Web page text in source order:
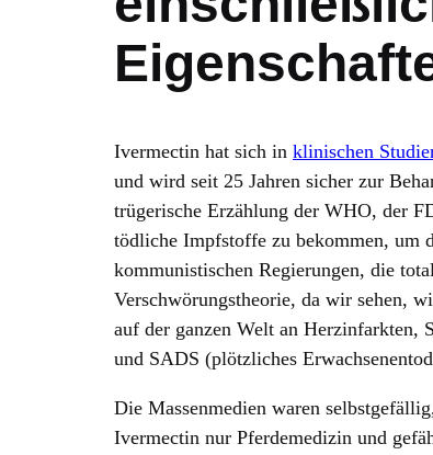
Ivermectin hat sich in klinischen
und wird seit 25 Jahren sicher zur
trügerische Erzählung der WHO, der
tödliche Impfstoffe zu bekommen, um
kommunistischen Regierungen, die
Verschwörungstheorie, da wir sehen,
auf der ganzen Welt an Herzinfarkten,
und SADS (plötzliches
Die Massenmedien waren
Ivermectin nur Pferdemedizin und